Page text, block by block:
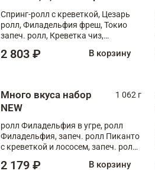
Спринг-ролл с креветкой, Цезарь
ролл, Филадельфия фреш, Токио
запеч. ролл, Креветка чиз,
Флорида
2 803 ₽ В корзину
Много вкуса набор
NEW
1 062 г
ролл Филадельфия в угре, ролл
Филадельфия, запеч. ролл Пиканто
с креветкой и лососем, запеч. ролл
2 179 ₽ В корзину